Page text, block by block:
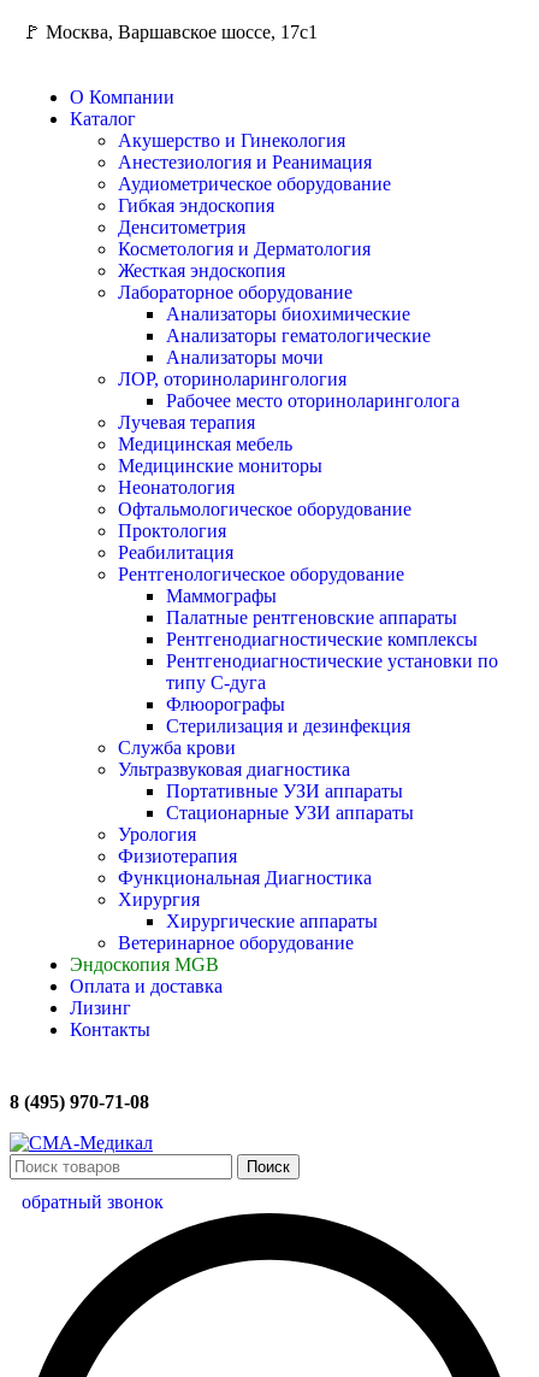
🚩 Москва, Варшавское шоссе, 17с1
О Компании
Каталог
Акушерство и Гинекология
Анестезиология и Реанимация
Аудиометрическое оборудование
Гибкая эндоскопия
Денситометрия
Косметология и Дерматология
Жесткая эндоскопия
Лабораторное оборудование
Анализаторы биохимические
Анализаторы гематологические
Анализаторы мочи
ЛОР, оториноларингология
Рабочее место оториноларинголога
Лучевая терапия
Медицинская мебель
Медицинские мониторы
Неонатология
Офтальмологическое оборудование
Проктология
Реабилитация
Рентгенологическое оборудование
Маммографы
Палатные рентгеновские аппараты
Рентгенодиагностические комплексы
Рентгенодиагностические установки по
типу С-дуга
Флюорографы
Стерилизация и дезинфекция
Служба крови
Ультразвуковая диагностика
Портативные УЗИ аппараты
Стационарные УЗИ аппараты
Урология
Физиотерапия
Функциональная Диагностика
Хирургия
Хирургические аппараты
Ветеринарное оборудование
Эндоскопия MGB
Оплата и доставка
Лизинг
Контакты
8 (495) 970-71-08
Поиск
обратный звонок